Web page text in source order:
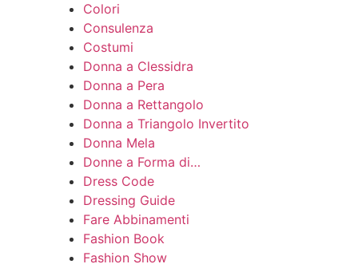
Colori
Consulenza
Costumi
Donna a Clessidra
Donna a Pera
Donna a Rettangolo
Donna a Triangolo Invertito
Donna Mela
Donne a Forma di…
Dress Code
Dressing Guide
Fare Abbinamenti
Fashion Book
Fashion Show